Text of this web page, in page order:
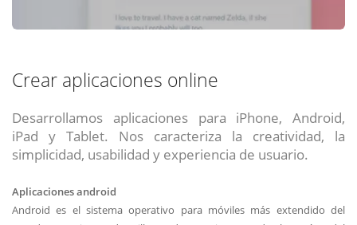
Crear aplicaciones online
Desarrollamos aplicaciones para iPhone, Android,
iPad y Tablet. Nos caracteriza la creatividad, la
simplicidad, usabilidad y experiencia de usuario.
Aplicaciones android
Android es el sistema operativo para móviles más extendido del